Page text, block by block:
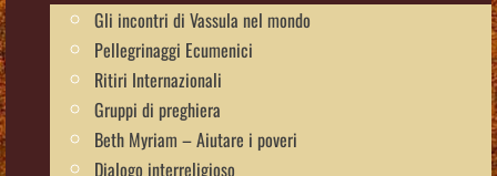
Gli incontri di Vassula nel mondo
Pellegrinaggi Ecumenici
Ritiri Internazionali
Gruppi di preghiera
Beth Myriam – Aiutare i poveri
Dialogo interreligioso